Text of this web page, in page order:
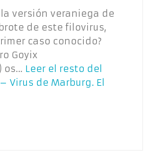
versión veraniega de
de este filovirus,
caso conocido?
Goyix
os… Leer el resto del
Virus de Marburg. El